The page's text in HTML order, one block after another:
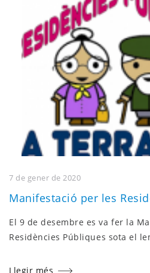
7 de gener de 2020
Manifestació per les
El 9 de desembre es va fer la
Residències Públiques sota el
Llegir més